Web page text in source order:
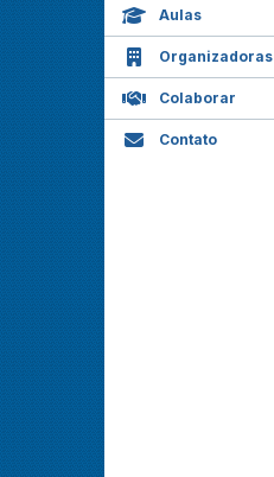
Aulas
Organizadoras
Colaborar
Contato